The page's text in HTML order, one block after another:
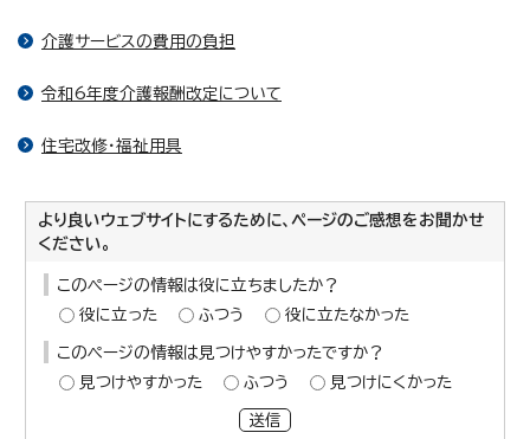
介護サービスの費用の負担
令和6年度介護報酬改定について
住宅改修・福祉用具
より良いウェブサイトにするために、ページのご感想をお聞かせ
ください。
このページの情報は役に立ちましたか？
役に立った
ふつう 役に立たなかった
このページの情報は見つけやすかったですか？
見つけやすかった
ふつう 見つけにくかった
送信